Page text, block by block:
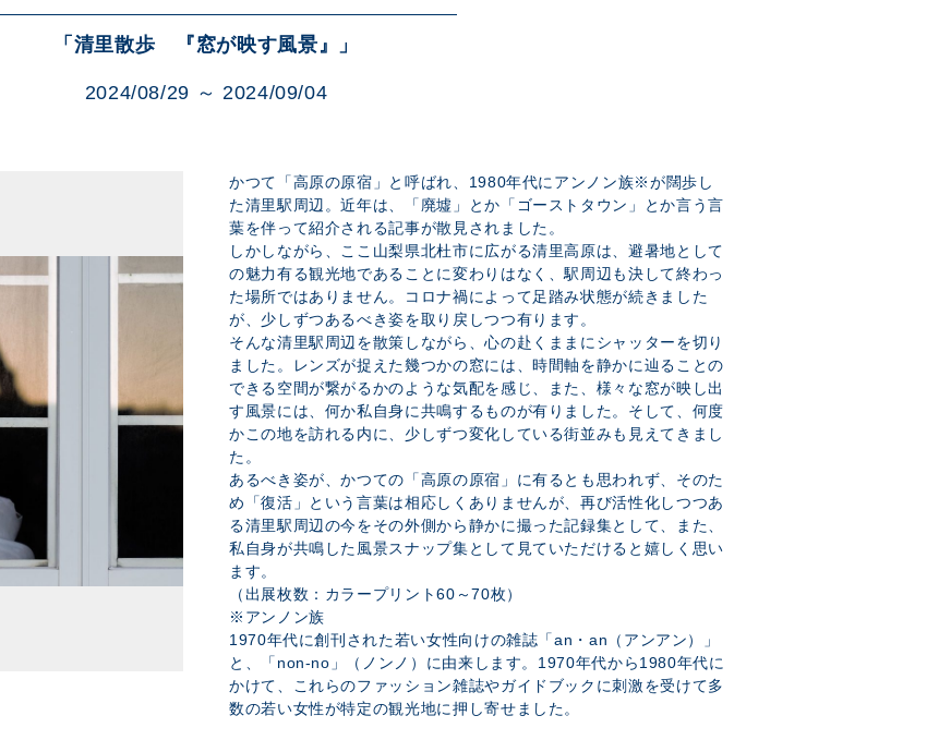
「清里散歩 『窓が映す風景』」
2024/08/29 ～ 2024/09/04
かつて「高原の原宿」と呼ばれ、1980年代にアンノン族※が闊歩し
た清里駅周辺。近年は、「廃墟」とか「ゴーストタウン」とか言う言
葉を伴って紹介される記事が散見されました。
しかしながら、ここ山梨県北杜市に広がる清里高原は、避暑地として
の魅力有る観光地であることに変わりはなく、駅周辺も決して終わっ
た場所ではありません。コロナ禍によって足踏み状態が続きました
が、少しずつあるべき姿を取り戻しつつ有ります。
そんな清里駅周辺を散策しながら、心の赴くままにシャッターを切り
ました。レンズが捉えた幾つかの窓には、時間軸を静かに辿ることの
できる空間が繋がるかのような気配を感じ、また、様々な窓が映し出
す風景には、何か私自身に共鳴するものが有りました。そして、何度
かこの地を訪れる内に、少しずつ変化している街並みも見えてきまし
た。
あるべき姿が、かつての「高原の原宿」に有るとも思われず、そのた
め「復活」という言葉は相応しくありませんが、再び活性化しつつあ
る清里駅周辺の今をその外側から静かに撮った記録集として、また、
私自身が共鳴した風景スナップ集として見ていただけると嬉しく思い
ます。
（出展枚数：カラープリント60～70枚）
※アンノン族
1970年代に創刊された若い女性向けの雑誌「an・an（アンアン）」
と、「non-no」（ノンノ）に由来します。1970年代から1980年代に
かけて、これらのファッション雑誌やガイドブックに刺激を受けて多
数の若い女性が特定の観光地に押し寄せました。
展示のお申し込み